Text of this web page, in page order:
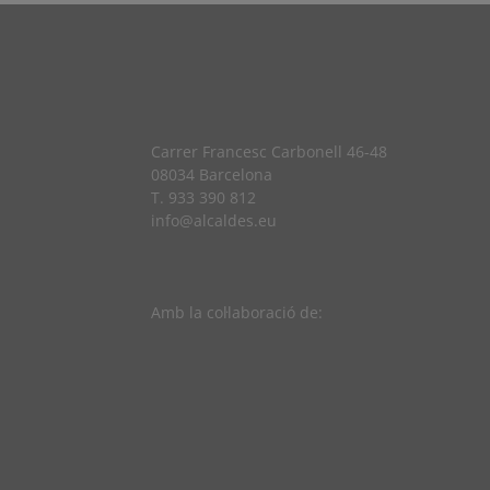
Carrer Francesc Carbonell 46-48
08034 Barcelona
T. 933 390 812
info@alcaldes.eu
Amb la col·laboració de: